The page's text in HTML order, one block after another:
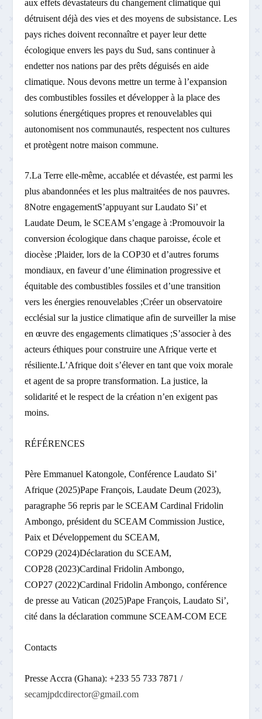
aux effets dévastateurs du changement climatique qui
détruisent déjà des vies et des moyens de subsistance. Les
pays riches doivent reconnaître et payer leur dette
écologique envers les pays du Sud, sans continuer à
endetter nos nations par des prêts déguisés en aide
climatique. Nous devons mettre un terme à l’expansion
des combustibles fossiles et développer à la place des
solutions énergétiques propres et renouvelables qui
autonomisent nos communautés, respectent nos cultures
et protègent notre maison commune.
7.La Terre elle-même, accablée et dévastée, est parmi les
plus abandonnées et les plus maltraitées de nos pauvres.
8Notre engagementS’appuyant sur Laudato Si’ et
Laudate Deum, le SCEAM s’engage à :Promouvoir la
conversion écologique dans chaque paroisse, école et
diocèse ;Plaider, lors de la COP30 et d’autres forums
mondiaux, en faveur d’une élimination progressive et
équitable des combustibles fossiles et d’une transition
vers les énergies renouvelables ;Créer un observatoire
ecclésial sur la justice climatique afin de surveiller la mise
en œuvre des engagements climatiques ;S’associer à des
acteurs éthiques pour construire une Afrique verte et
résiliente.L’Afrique doit s’élever en tant que voix morale
et agent de sa propre transformation. La justice, la
solidarité et le respect de la création n’en exigent pas
moins.
RÉFÉRENCES
Père Emmanuel Katongole, Conférence Laudato Si’
Afrique (2025)Pape François, Laudate Deum (2023),
paragraphe 56 repris par le SCEAM Cardinal Fridolin
Ambongo, président du SCEAM Commission Justice,
Paix et Développement du SCEAM,
COP29 (2024)Déclaration du SCEAM,
COP28 (2023)Cardinal Fridolin Ambongo,
COP27 (2022)Cardinal Fridolin Ambongo, conférence
de presse au Vatican (2025)Pape François, Laudato Si’,
cité dans la déclaration commune SCEAM-COM ECE
Contacts
Presse Accra (Ghana): +233 55 733 7871 /
secamjpdcdirector@gmail.com